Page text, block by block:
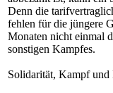
Denn die
fehlen für die jüngere
Monaten nicht einmal
sonstigen Kampfes.
Solidarität, Kampf und